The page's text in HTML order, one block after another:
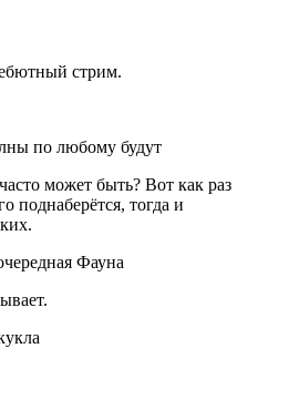
стрим.
по любому будут
может быть? Вот как раз
поднаберётся, тогда и
Фауна